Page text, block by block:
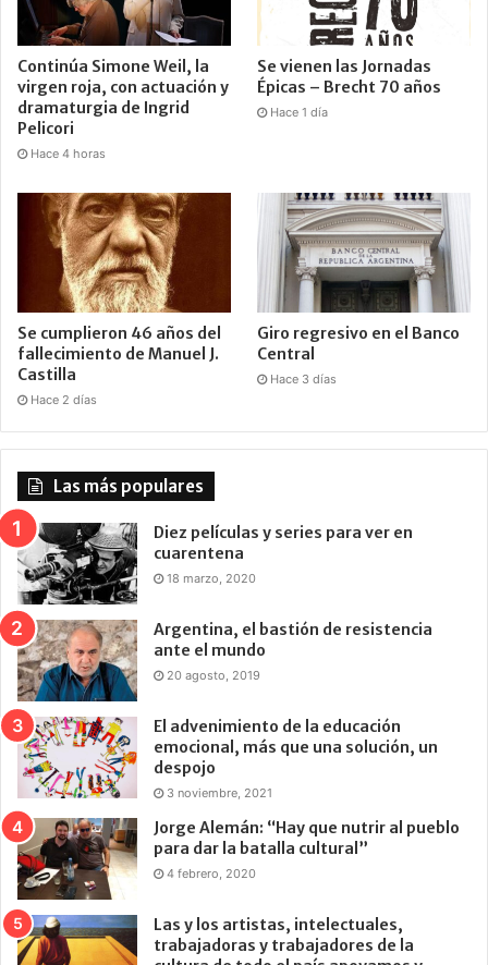
Continúa Simone Weil, la
virgen roja, con actuación y
dramaturgia de Ingrid
Pelicori
Hace 4 horas
Se vienen las Jornadas
Épicas – Brecht 70 años
Hace 1 día
Se cumplieron 46 años del
fallecimiento de Manuel J.
Castilla
Hace 2 días
Giro regresivo en el Banco
Central
Hace 3 días
Las más populares
Diez películas y series para ver en
cuarentena
18 marzo, 2020
Argentina, el bastión de resistencia
ante el mundo
20 agosto, 2019
El advenimiento de la educación
emocional, más que una solución, un
despojo
3 noviembre, 2021
Jorge Alemán: “Hay que nutrir al pueblo
para dar la batalla cultural”
4 febrero, 2020
Las y los artistas, intelectuales,
trabajadoras y trabajadores de la